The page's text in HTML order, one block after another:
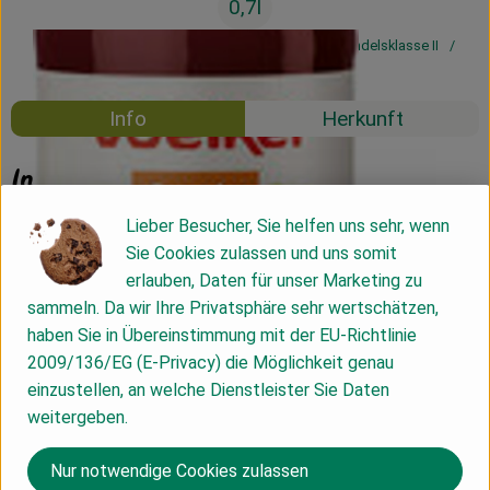
0,7l
Handelsklasse II
Info Herkunft
Info
Produktinformationen
Zutaten
Lieber Besucher, Sie helfen uns sehr, wenn
Sie Cookies zulassen und uns somit
erlauben, Daten für unser Marketing zu
sammeln. Da wir Ihre Privatsphäre sehr wertschätzen,
haben Sie in Übereinstimmung mit der EU-Richtlinie
2009/136/EG (E-Privacy) die Möglichkeit genau
einzustellen, an welche Dienstleister Sie Daten
weitergeben.
Nur notwendige Cookies zulassen